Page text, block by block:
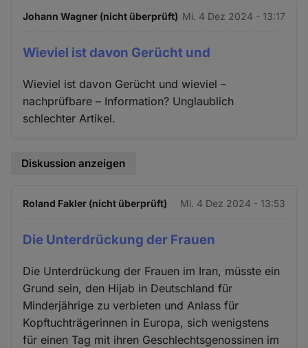
Johann Wagner (nicht überprüft) Mi. 4 Dez 2024 - 13:17
Wieviel ist davon Gerücht und
Wieviel ist davon Gerücht und wieviel –
nachprüfbare – Information? Unglaublich
schlechter Artikel.
Diskussion anzeigen
Roland Fakler (nicht überprüft) Mi. 4 Dez 2024 - 13:53
Die Unterdrückung der Frauen
Die Unterdrückung der Frauen im Iran, müsste ein
Grund sein, den Hijab in Deutschland für
Minderjährige zu verbieten und Anlass für
Kopftuchträgerinnen in Europa, sich wenigstens
für einen Tag mit ihren Geschlechtsgenossinen im